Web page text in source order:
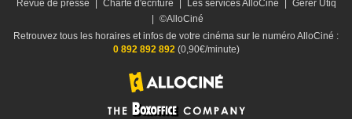
Revue de presse
Charte d'écriture Les services AlloCiné
Gérer Utiq
©AlloCiné
Retrouvez tous les horaires et infos de votre cinéma sur le numéro AlloCiné :
0 892 892 892(0,90€/minute)